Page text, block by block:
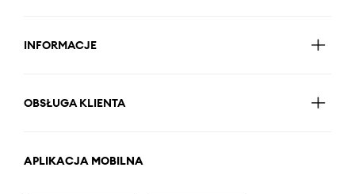
INFORMACJE
OBSŁUGA KLIENTA
APLIKACJA MOBILNA